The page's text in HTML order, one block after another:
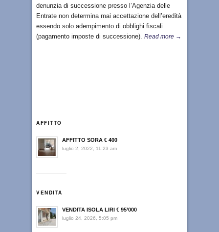
denunzia di successione presso l’Agenzia delle
Entrate non determina mai accettazione dell’eredità
essendo solo adempimento di obblighi fiscali
(pagamento imposte di successione). Read more →
AFFITTO
AFFITTO SORA € 400
luglio 2, 2022, 11:23 am
VENDITA
VENDITA ISOLA LIRI € 95’000
luglio 24, 2026, 5:05 pm